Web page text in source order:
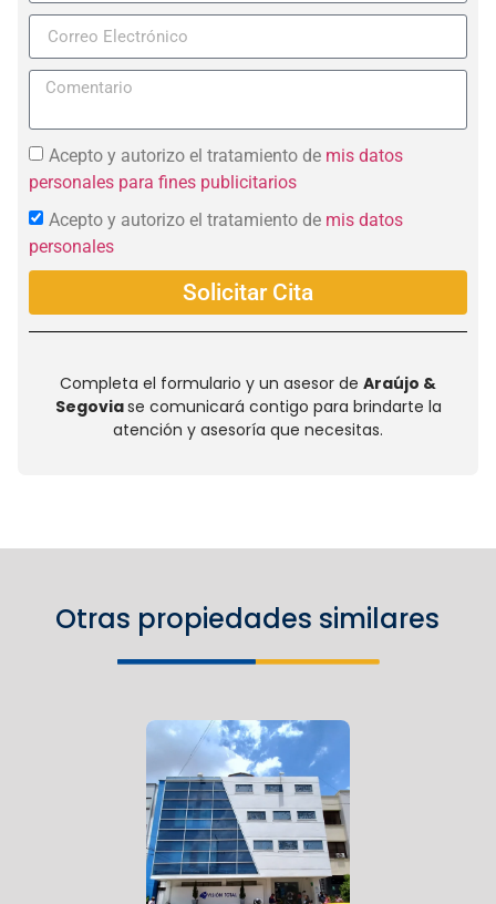
+57
Acepto y autorizo el tratamiento de mis datos
personales para fines publicitarios
Acepto y autorizo el tratamiento de mis datos
personales
Solicitar Cita
Completa el formulario y un asesor de Araújo &
Segoviase comunicará contigo para brindarte la
atención y asesoría que necesitas.
Otras propiedades similares